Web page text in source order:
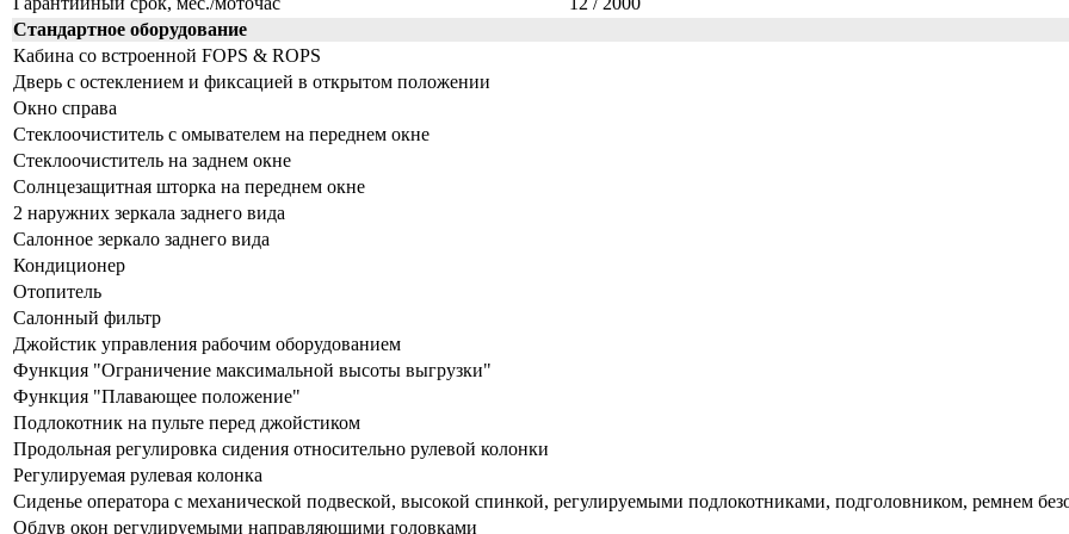
Стандартное оборудование
Кабина со встроенной FOPS & ROPS
Дверь с остеклением и фиксацией в открытом положении
Окно справа
Стеклоочиститель с омывателем на переднем окне
Стеклоочиститель на заднем окне
Солнцезащитная шторка на переднем окне
2 наружних зеркала заднего вида
Салонное зеркало заднего вида
Кондиционер
Отопитель
Салонный фильтр
Джойстик управления рабочим оборудованием
Функция "Ограничение максимальной высоты выгрузки"
Функция "Плавающее положение"
Подлокотник на пульте перед джойстиком
Продольная регулировка сидения относительно рулевой колонки
Регулируемая рулевая колонка
Сиденье оператора с механической подвеской, высокой спинкой, регулируемыми подлокотниками, подголовником, ремнем
Обдув окон регулируемыми направляющими головками